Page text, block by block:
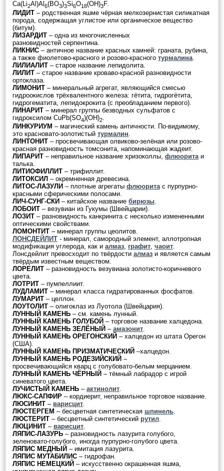
Ca(Li2Al)Al 6(BO3)3Si6O18(OH)3F.
ЛИДИТ – родственная яшме чёрная мелкозернистая силикатная
порода, содержащая углистое или органическое вещество
(битум).
ЛИЗАРДИТ – одна из многочисленных
разновидностей серпентина.
ЛИКНИС – античное название красных камней: граната, рубина,
а также фиолетово-красного и розово-красного турмалина
ЛИЛИАЛИТ – старое название лепидолита.
ЛИЛИТ – старое название кроваво-красной разновидности
ортоклаза.
ЛИМОНИТ – минеральный агрегат, являющийся смесью
гидроокислов трёхвалентного железа: гётита, гидрогётита,
гидрогематита, лепидокрокита (с преобладанием первого).
ЛИНАРИТ – минерал группы безводных сульфатов с
гидроксилом CuPb(SO4)(OH)2
ЛИНКУРИУМ – магический камень античности. По-видимому,
это красновато-золотистый турмалин.
ЛИНТОНИТ – просвечивающая олвиково-зелёная или розово-
красная разновидность томсонита, напоминающая жадеит.
ЛИПАРИТ – неправильное название хризоколлы, флюоритаи
талька.
ЛИТИОФИЛЛИТ – трифиллит.
ЛИТОКСИЛ – окремненная древесина.
ЛИТОС-ЛАЗУЛИ – плотные агрегаты флюоритас пурпурно-
красными сферическими полосами.
ЛИЧ-СУНГ-СКИ – китайское название бирюзы.
ЛОБОИТ – везувиан из Гукумы (Швейцарии).
ЛОЗИТ – разновидность канкринита с несколько измененными
оптическими свойствами.
ЛОМОНТИТ – минерал группы цеолитов.
ЛОНСДЕЙЛИТ - минерал, самородный элемент, аллотропная
модификация углерода, как и алмаз, графит, чаоит.
Лонсдейлит превосходит по твёрдости алмаз и является самым
твёрдым известным веществом.
ЛОРЕЛИТ – разновидность везувиана золотисто-коричневого
цвета.
ЛОТРИТ – пумпеллиит.
ЛУДЛАМИТ – минерал класса гидратированных фосфатов.
ЛУМАРИТ – целлон.
ЛОУТОЛИТ – олигоклаз из Луотола (Швейцария).
ЛУННЫЙ КАМЕНЬ – см. камень лунный.
ЛУННЫЙ КАМЕНЬ ГОЛУБОЙ – торговое название халцедона.
ЛУННЫЙ КАМЕНЬ ЗЕЛЁНЫЙ – амазонит.
ЛУННЫЙ КАМЕНЬ ОРЕГОНСКИЙ – халцедон из штата Орегон
(США).
ЛУННЫЙ КАМЕНЬ ПРИЗМАТИЧЕСКИЙ –халцедон.
ЛУННЫЙ КАМЕНЬ РОДЕЗИЙСКИЙ –
просвечивающийся кварц с голубовато-белым мерцанием.
ЛУННЫЙ КАМЕНЬ ЧЁРНЫЙ – тёмный лабрадор с игрой
синеватого цвета.
ЛУЧИСТЫЙ КАМЕНЬ – актинолит.
ЛЮКС-САПФИР – кордиерит, неправильное торговое название.
ЛЮСИНИТ – варисцит.
ЛЮСТЕРГЕМ – бесцветная синтетическая шпинель.
ЛЮСТЕРИТ – бесцветный синтетический рутил.
ЛЮЦИНИТ – варисцит.
ЛЯПИС-ЛАЗУРЬ – разновидность лазурита голубого,
зеленовато-голубого, иногда пурпурно-голубого цвета.
ЛЯПИС МЕДНЫЙ – имитация лазурита.
ЛЯПИС МУТАБИЛИС – гидрофан.
ЛЯПИС НЕМЕЦКИЙ – искусственно окрашенная яшма,